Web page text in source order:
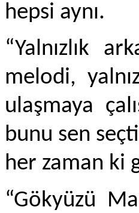
hepsi aynı.
“Yalnızlık
melodi,
ulaşmaya
bunu sen
her zaman ki
“Gökyüzü